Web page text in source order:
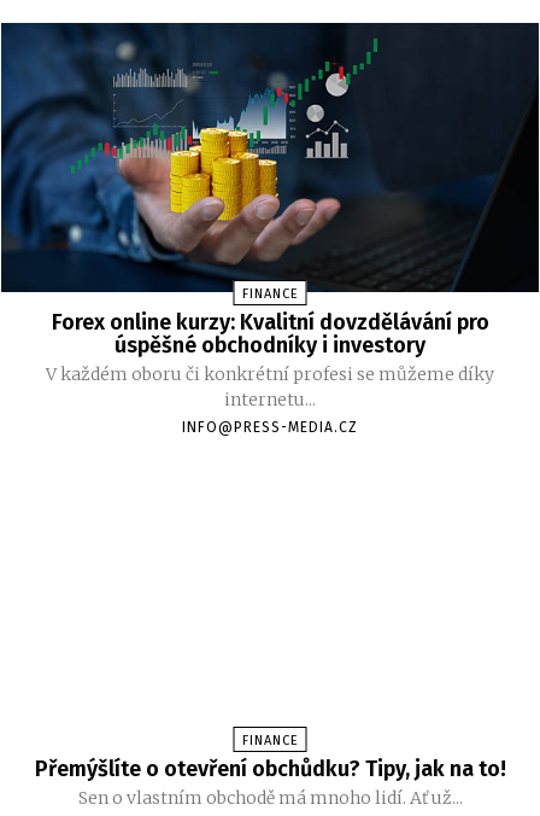
FINANCE
Forex online kurzy: Kvalitní dovzdělávání pro
úspěšné obchodníky i investory
V každém oboru či konkrétní profesi se můžeme díky
internetu...
INFO@PRESS-MEDIA.CZ
FINANCE
Přemýšlíte o otevření obchůdku? Tipy, jak na to!
Sen o vlastním obchodě má mnoho lidí. Ať už...